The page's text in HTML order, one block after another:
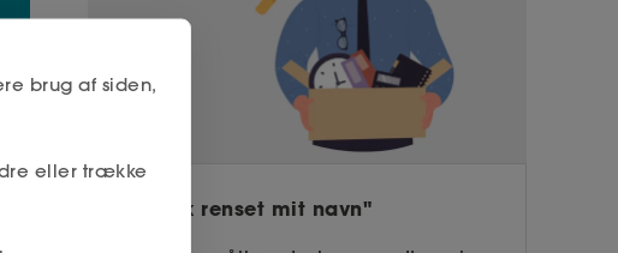
"Jeg fik renset mit navn"
brug af siden,
eller trække